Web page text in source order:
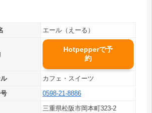
エール（えーる）
Hotpepperで予
約
カフェ・スイーツ
0598-21-8886
三重県松阪市岡本町323-2